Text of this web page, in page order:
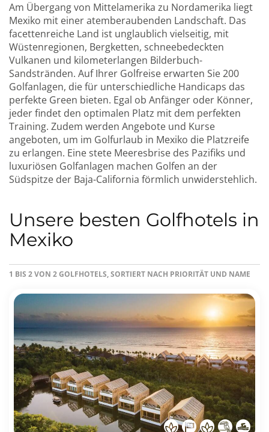
Am Übergang von Mittelamerika zu Nordamerika liegt
Mexiko mit einer atemberaubenden Landschaft. Das
facettenreiche Land ist unglaublich vielseitig, mit
Wüstenregionen, Bergketten, schneebedeckten
Vulkanen und kilometerlangen Bilderbuch-
Sandstränden. Auf Ihrer Golfreise erwarten Sie 200
Golfanlagen, die für unterschiedliche Handicaps das
perfekte Green bieten. Egal ob Anfänger oder Könner,
jeder findet den optimalen Platz mit dem perfekten
Training. Zudem werden Angebote und Kurse
angeboten, um im Golfurlaub in Mexiko die Platzreife
zu erlangen. Eine stete Meeresbrise des Pazifiks und
luxuriösen Golfanlagen machen Golfen an der
Südspitze der Baja-California förmlich unwiderstehlich.
Unsere besten Golfhotels in
Mexiko
1 BIS 2 VON 2 GOLFHOTELS, SORTIERT NACH PRIORITÄT UND NAME